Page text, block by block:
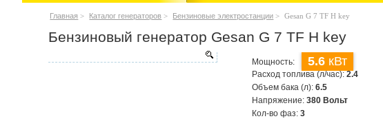
Главная > Каталог генераторов > Бензиновые электростанции > Gesan G 7 TF H key
Бензиновый генератор Gesan G 7 TF H key
Мощность: 5.6 кВт
Расход топлива (л/час):2.4
Объем бака (л):6.5
Напряжение:380 Вольт
Кол-во фаз:3